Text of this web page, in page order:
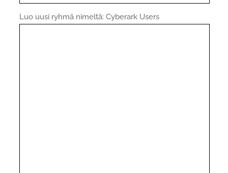
Luo uusi ryhmä nimeltä: Cyberark Users